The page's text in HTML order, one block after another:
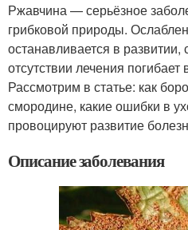
Ржавчина — серьёзное
грибковой природы.
останавливается в развитии,
отсутствии лечения погибает
Рассмотрим в статье: как
смородине, какие ошибки в
провоцируют развитие
Описание заболевания